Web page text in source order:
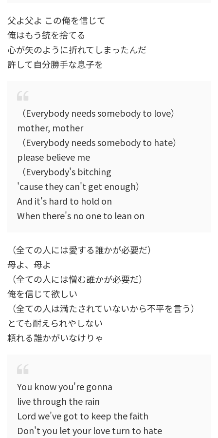
父よ父よ この俺を信じて
俺はもう銃を捨てる
心が矢のように折れてしまったんだ
許して自分勝手な息子を
（Everybody needs somebody to love）
mother, mother
（Everybody needs somebody to hate）
please believe me
（Everybody's bitching
'cause they can't get enough）
And it's hard to hold on
When there's no one to lean on
（全ての人には愛する誰かが必要だ）
母よ、母よ
（全ての人には憎む誰かが必要だ）
俺を信じて欲しい
（全ての人は満たされていないから不平を言う）
とても耐えられやしない
頼れる誰かがいなけりゃ
You know you're gonna
live through the rain
Lord we've got to keep the faith
Don't you let your love turn to hate